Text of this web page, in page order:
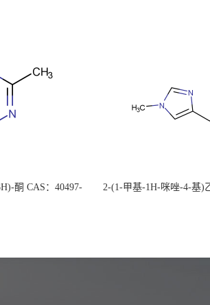
酮 CAS：40497-
2-(1-甲基-1H-咪唑-4-基)